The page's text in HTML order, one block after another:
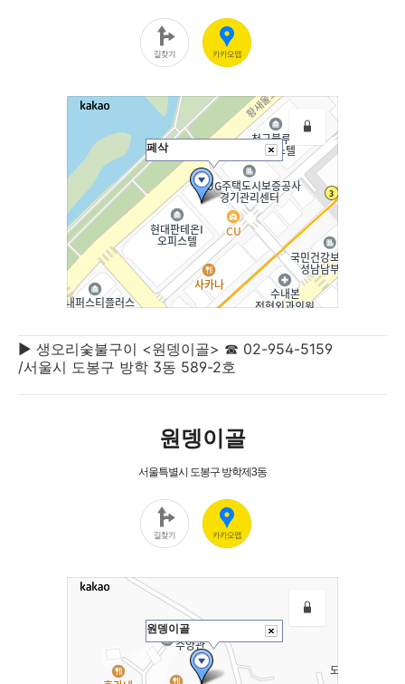
▶ 생오리숯불구이 <원뎅이골> ☎ 02-954-5159
/서울시 도봉구 방학 3동 589-2호